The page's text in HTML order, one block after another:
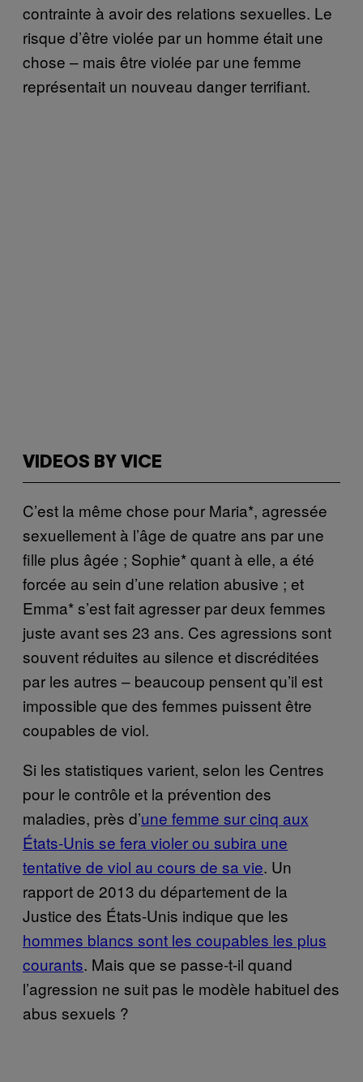
contrainte à avoir des relations sexuelles. Le
risque d’être violée par un homme était une
chose – mais être violée par une femme
représentait un nouveau danger terrifiant.
VIDEOS BY VICE
C’est la même chose pour Maria*, agressée
sexuellement à l’âge de quatre ans par une
fille plus âgée ; Sophie* quant à elle, a été
forcée au sein d’une relation abusive ; et
Emma* s’est fait agresser par deux femmes
juste avant ses 23 ans. Ces agressions sont
souvent réduites au silence et discréditées
par les autres – beaucoup pensent qu’il est
impossible que des femmes puissent être
coupables de viol.
Si les statistiques varient, selon les Centres
pour le contrôle et la prévention des
maladies, près d’une femme sur cinq aux
États-Unis se fera violer ou subira une
tentative de viol au cours de sa vie. Un
rapport de 2013 du département de la
Justice des États-Unis indique que les
hommes blancs sont les coupables les plus
courants. Mais que se passe-t-il quand
l’agression ne suit pas le modèle habituel des
abus sexuels ?